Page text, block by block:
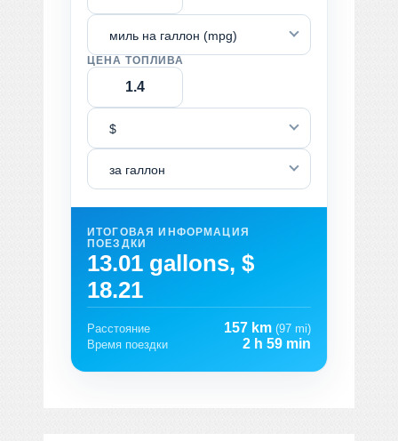
миль на галлон (mpg)
ЦЕНА ТОПЛИВА
$
за галлон
ИТОГОВАЯ ИНФОРМАЦИЯ
ПОЕЗДКИ
13.01 gallons, $
18.21
Расстояние 157 km (97 mi)
Время поездки
2 h 59 min